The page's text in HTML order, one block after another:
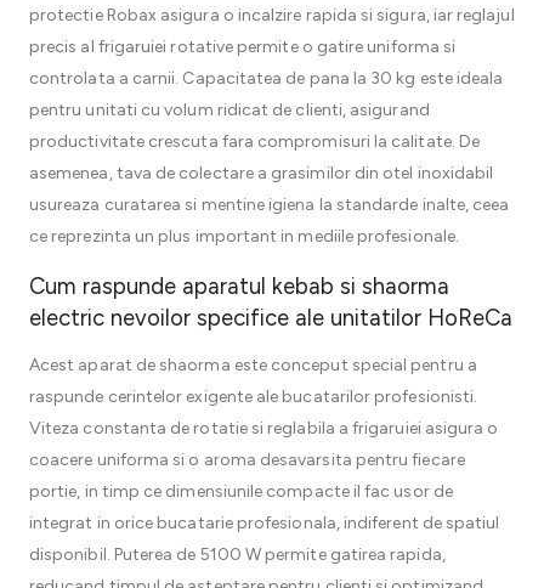
protectie Robax asigura o incalzire rapida si sigura, iar reglajul
precis al frigaruiei rotative permite o gatire uniforma si
controlata a carnii. Capacitatea de pana la 30 kg este ideala
pentru unitati cu volum ridicat de clienti, asigurand
productivitate crescuta fara compromisuri la calitate. De
asemenea, tava de colectare a grasimilor din otel inoxidabil
usureaza curatarea si mentine igiena la standarde inalte, ceea
ce reprezinta un plus important in mediile profesionale.
Cum raspunde aparatul kebab si shaorma
electric nevoilor specifice ale unitatilor HoReCa
Acest aparat de shaorma este conceput special pentru a
raspunde cerintelor exigente ale bucatarilor profesionisti.
Viteza constanta de rotatie si reglabila a frigaruiei asigura o
coacere uniforma si o aroma desavarsita pentru fiecare
portie, in timp ce dimensiunile compacte il fac usor de
integrat in orice bucatarie profesionala, indiferent de spatiul
disponibil. Puterea de 5100 W permite gatirea rapida,